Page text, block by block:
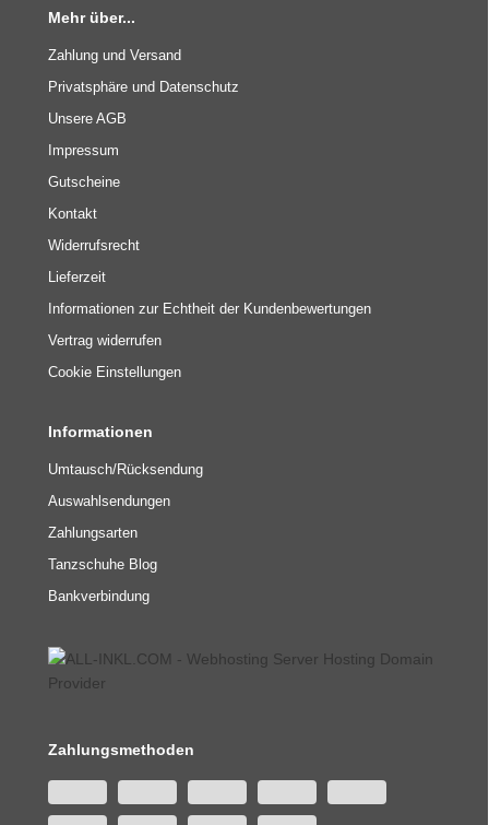
Mehr über...
Zahlung und Versand
Privatsphäre und Datenschutz
Unsere AGB
Impressum
Gutscheine
Kontakt
Widerrufsrecht
Lieferzeit
Informationen zur Echtheit der Kundenbewertungen
Vertrag widerrufen
Cookie Einstellungen
Informationen
Umtausch/Rücksendung
Auswahlsendungen
Zahlungsarten
Tanzschuhe Blog
Bankverbindung
Zahlungsmethoden